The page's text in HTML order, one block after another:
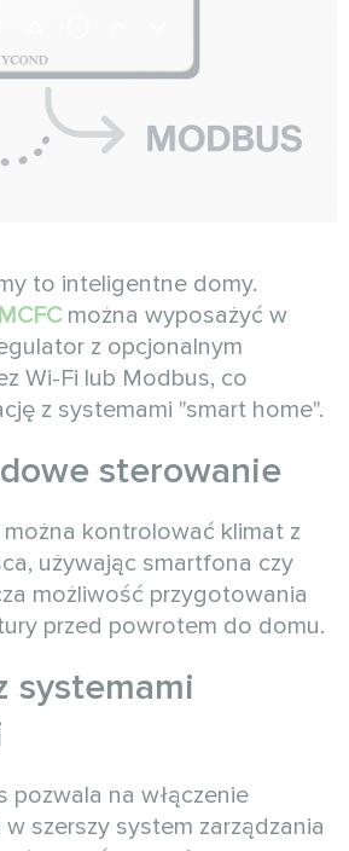
to inteligentne domy.
można wyposażyć w
z opcjonalnym
Wi-Fi lub Modbus, co
z systemami "smart home".
sterowanie
można kontrolować klimat z
używając smartfona czy
możliwość przygotowania
przed powrotem do domu.
systemami
pozwala na włączenie
w szerszy system zarządzania